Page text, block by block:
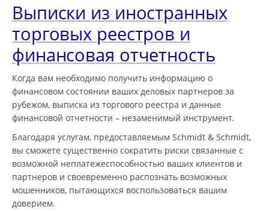
Выписки из иностранных
торговых реестров и
финансовая отчетность
Когда вам необходимо получить информацию о
финансовом состоянии ваших деловых партнеров за
рубежом, выписка из торгового реестра и данные
финансовой отчетности – незаменимый инструмент.
Благодаря услугам, предоставляемым Schmidt & Schmidt,
вы сможете существенно сократить риски связанные с
возможной неплатежеспособностью ваших клиентов и
партнеров и своевременно распознать возможных
мошенников, пытающихся воспользоваться вашим
доверием.